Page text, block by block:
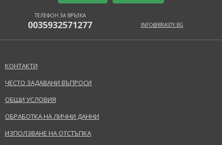
ТЕЛЕФОН ЗА ВРЪЗКА
0035932571277 INFO@BRASTY.BG
КОНТАКТИ
ЧЕСТО ЗАДАВАНИ ВЪПРОСИ
ОБЩИ УСЛОВИЯ
ОБРАБОТКА НА ЛИЧНИ ДАННИ
ИЗПОЛЗВАНЕ НА ОТСТЪПКА